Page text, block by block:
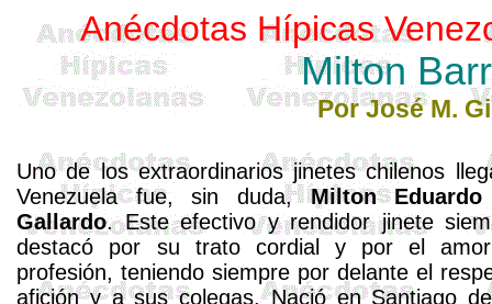
Anécdotas Hípicas
Milton
Por José M.
Uno de los extraordinarios jinetes chilenos
Venezuela fue, sin duda,Milton Eduardo
Gallardo.Este efectivo y rendidor jinete
destacó por su trato cor­dial y por el
profesión, teniendo siempre por delante el
afición y a sus colegas. Nació en Santiago